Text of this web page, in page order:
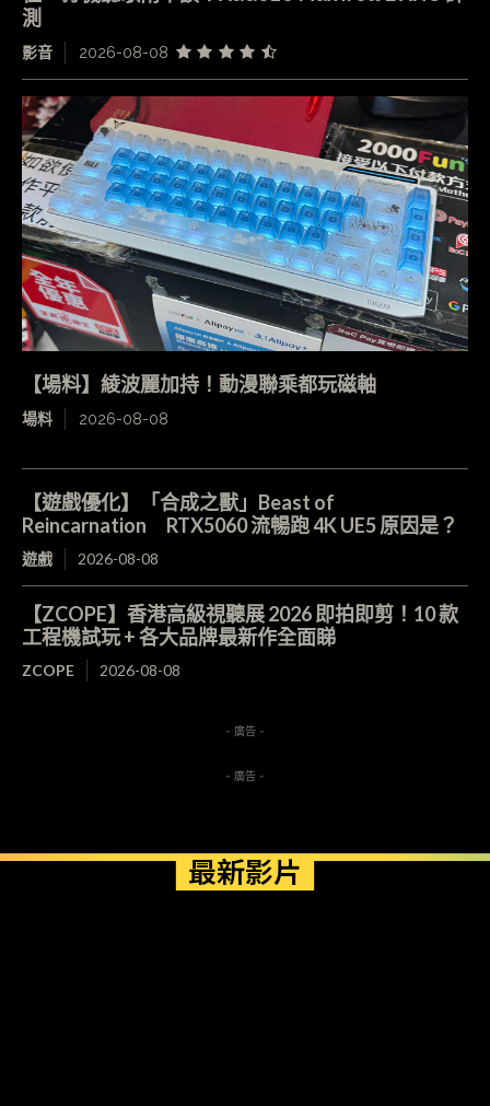
測
影音 2026-08-08
【場料】綾波麗加持！動漫聯乘都玩磁軸
場料 2026-08-08
【遊戲優化】「合成之獸」Beast of
Reincarnation RTX5060 流暢跑 4K UE5 原因是？
遊戲 2026-08-08
【ZCOPE】香港高級視聽展 2026 即拍即剪！10 款
工程機試玩 + 各大品牌最新作全面睇
ZCOPE 2026-08-08
- 廣告 -
- 廣告 -
最新影片